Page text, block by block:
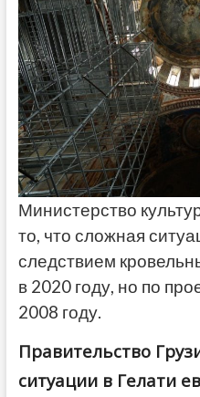
Министерство
то, что сложная
следствием
в 2020 году, но по
2008 году.
Правительство
ситуации в Гелати